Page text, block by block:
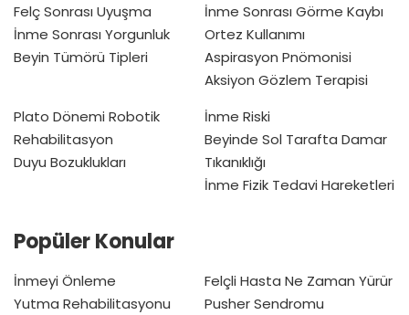
Felç Sonrası Uyuşma
İnme Sonrası Yorgunluk
Beyin Tümörü Tipleri
İnme Sonrası Görme Kaybı
Ortez Kullanımı
Aspirasyon Pnömonisi
Aksiyon Gözlem Terapisi
Plato Dönemi Robotik
Rehabilitasyon
Duyu Bozuklukları
İnme Riski
Beyinde Sol Tarafta Damar
Tıkanıklığı
İnme Fizik Tedavi Hareketleri
Popüler Konular
İnmeyi Önleme
Yutma Rehabilitasyonu
Felçli Hasta Ne Zaman Yürür
Pusher Sendromu